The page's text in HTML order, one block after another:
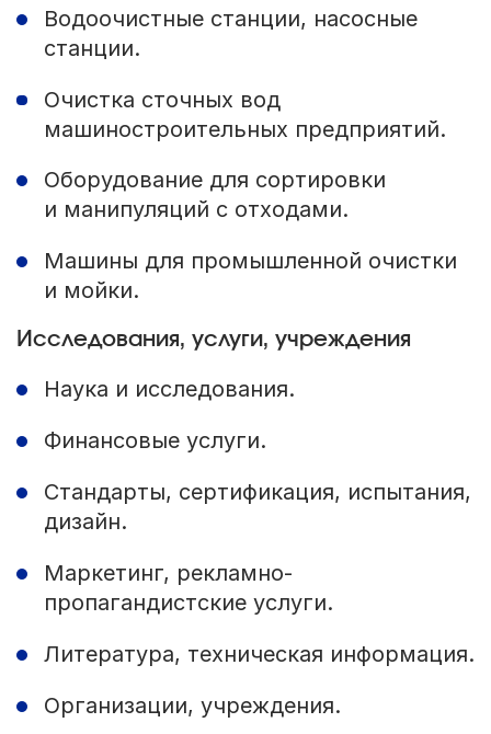
Водоочистные станции, насосные
станции.
Очистка сточных вод
машиностроительных предприятий.
Оборудование для сортировки
и манипуляций с отходами.
Машины для промышленной очистки
и мойки.
Исследования, услуги, учреждения
Наука и исследования.
Финансовые услуги.
Стандарты, сертификация, испытания,
дизайн.
Маркетинг, рекламно-
пропагандистские услуги.
Литература, техническая информация.
Организации, учреждения.